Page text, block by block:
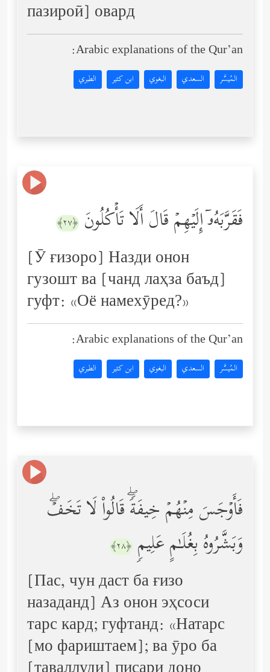
пазироӣ] овард
Arabic explanations of the Qur’an:
المُيسَّر السعدي البغوي ابن كثير الطبري
فَقَرَّبَهُۥۤ إِلَیۡهِمۡ قَالَ أَلَا تَأۡكُلُونَ ﴿٢٧﴾
[Ӯ ғизоро] Назди онон
гузошт ва [чанд лаҳза баъд]
гуфт: «Оё намехӯред?»
Arabic explanations of the Qur’an:
المُيسَّر السعدي البغوي ابن كثير الطبري
فَأَوۡجَسَ مِنۡهُمۡ خِیفَةࣰۖ قَالُواْ لَا تَخَفۡۖ
وَبَشَّرُوهُ بِغُلَـٰمٍ عَلِیمࣲ ﴿٢٨﴾
[Пас, чун даст ба ғизо
назаданд] Аз онон эҳсоси
тарс кард; гуфтанд: «Натарс
[мо фариштаем]; ва ӯро ба